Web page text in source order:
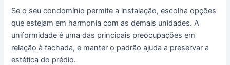
Se o seu condomínio permite a instalação, escolha opções
que estejam em harmonia com as demais unidades. A
uniformidade é uma das principais preocupações em
relação à fachada, e manter o padrão ajuda a preservar a
estética do prédio.